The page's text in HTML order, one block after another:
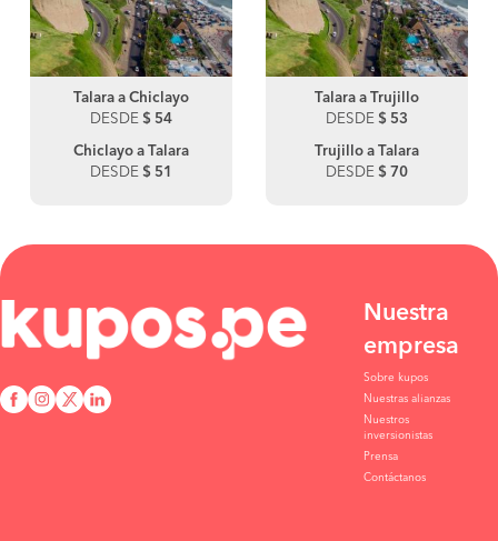
Talara a Chiclayo
DESDE $ 54
Chiclayo a Talara
DESDE $ 51
Talara a Trujillo
DESDE $ 53
Trujillo a Talara
DESDE $ 70
Nuestra
empresa
Sobre kupos
Nuestras alianzas
Nuestros
inversionistas
Prensa
Contáctanos